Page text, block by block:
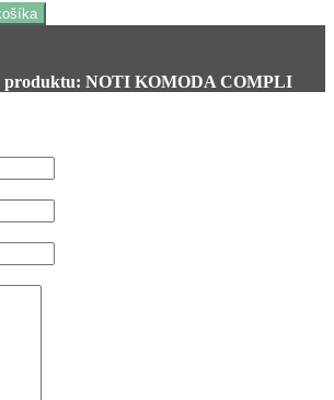
produktu: NOTI KOMODA COMPLI